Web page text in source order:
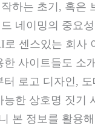
하는 초기, 혹은
네이밍의 중요
센스있는 회사
사이트들도 소
터 로고 디자인,
능한 상호명 짓기
본 정보를 활용